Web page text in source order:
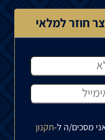
חוזר למלאי
מסכים/ה ל-תקנון